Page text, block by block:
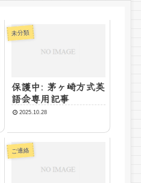
未分類
保護中: 茅ヶ崎方式英
語会専用記事
2025.10.28
ご連絡